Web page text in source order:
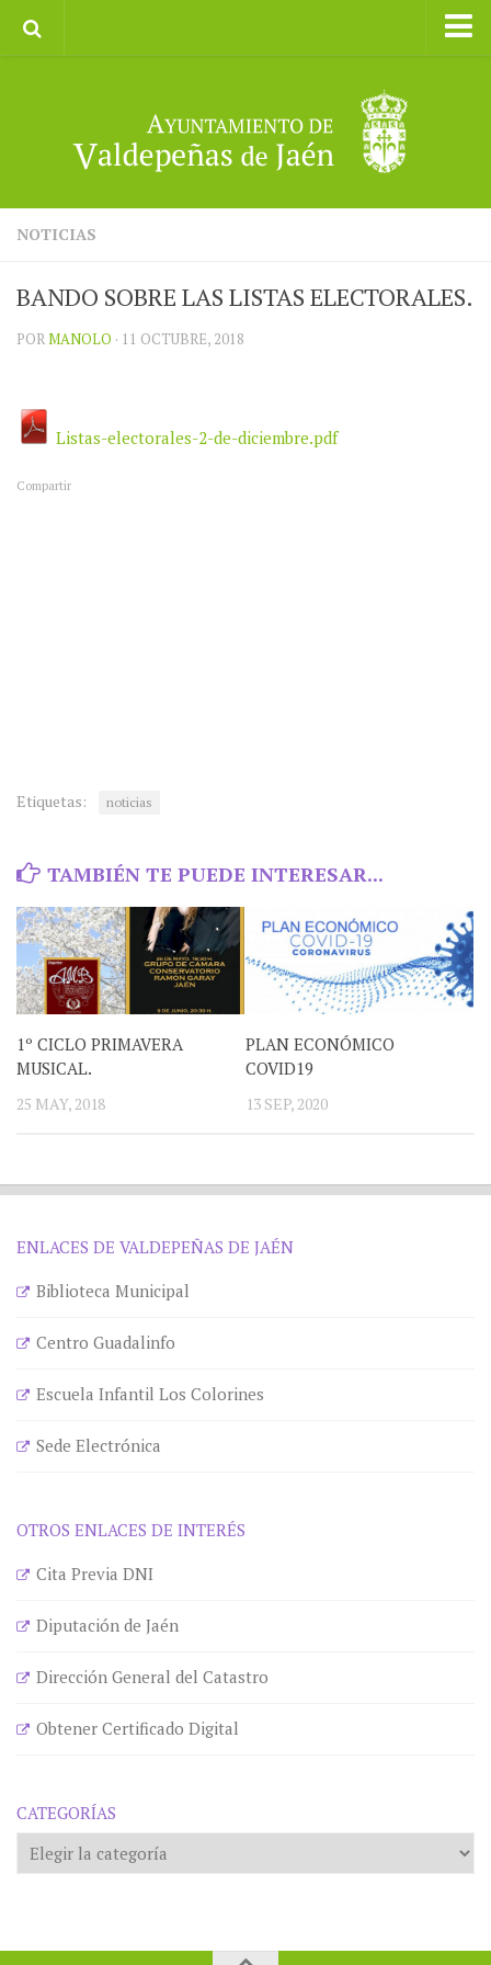
II CXM ROMPEALBARCAS 2023
NOTICIAS
BANDO SOBRE LAS LISTAS ELECTORALES.
PORMANOLO · 11 OCTUBRE, 2018
Listas-electorales-2-de-diciembre.pdf
Compartir
Etiquetas: noticias
TAMBIÉN TE PUEDE INTERESAR...
1º CICLO PRIMAVERA
MUSICAL.
25 MAY, 2018
PLAN ECONÓMICO
COVID19
13 SEP, 2020
ENLACES DE VALDEPEÑAS DE JAÉN
Biblioteca Municipal
Centro Guadalinfo
Escuela Infantil Los Colorines
Sede Electrónica
OTROS ENLACES DE INTERÉS
Cita Previa DNI
Diputación de Jaén
Dirección General del Catastro
Obtener Certificado Digital
CATEGORÍAS
Categorías